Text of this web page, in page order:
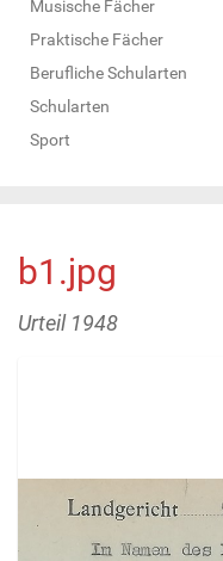
Musische Fächer
Praktische Fächer
Berufliche Schularten
Schularten
Sport
b1.jpg
Urteil 1948